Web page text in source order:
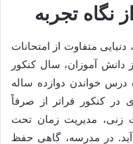
نگاه تجربه
متفاوت از امتحانات
دانش آموزان، سال کنکور
خواندن دوازده ساله
کنکور فراتر از صرفاً
زنی، مدیریت زمان تحت
در مدرسه، گاهی حفظ